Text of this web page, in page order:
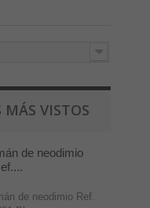
MÁS VISTOS
de neodimio
de neodimio Ref.